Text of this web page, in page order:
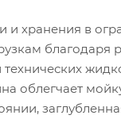
и хранения в
благодаря
облегчает